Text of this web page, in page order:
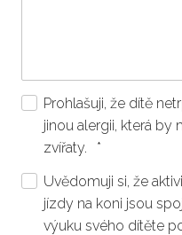
Prohlašuji, že dítě
jinou alergii, která by
zvířaty.
*
Uvědomuji si, že
jízdy na koni jsou
výuku svého dítěte